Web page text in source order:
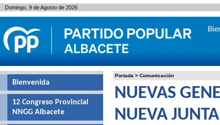
Portada > Comunicación
NUEVAS
NUEVA
Bienvenida
12 Congreso Provincial
NNGG Albacete
Domingo, 9 de Agosto de 2026